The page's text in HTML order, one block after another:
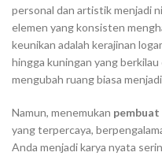
personal dan artistik menjadi
elemen yang konsisten
keunikan adalah kerajinan
hingga kuningan yang
mengubah ruang biasa
Namun, menemukan
yang terpercaya,
Anda menjadi karya nyata